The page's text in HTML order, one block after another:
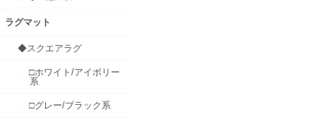
ラグマット
◆スクエアラグ
□ホワイト/アイボリー
系
□グレー/ブラック系